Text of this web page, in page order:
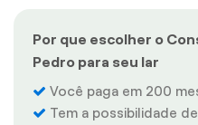
Por que escolher o
Pedro para seu lar
Você paga em 200
Tem a possibilidade